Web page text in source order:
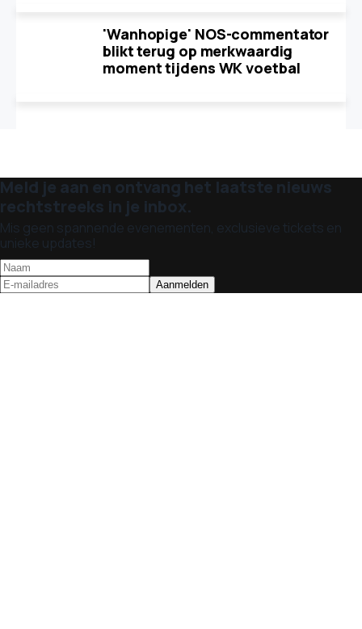
'Wanhopige' NOS-commentator
blikt terug op merkwaardig
moment tijdens WK voetbal
Meld je aan en ontvang het laatste nieuws
rechtstreeks in je inbox.
Mis geen spannende evenementen, exclusieve tickets en
unieke updates!